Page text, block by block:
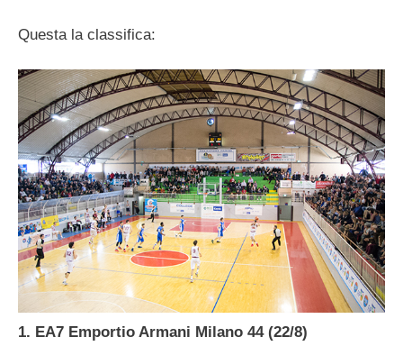
Questa la classifica:
1. EA7 Emportio Armani Milano 44 (22/8)